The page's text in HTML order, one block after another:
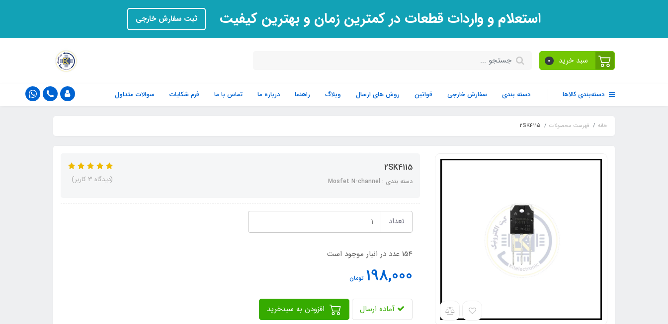
استعلام و واردات قطعات در کمترین زمان و بهترین کیفیت ثبت سفارش خارجی
سبد خرید 0
دسته‌بندی کالاها دسته بندی سفارش خارجی قوانین روش های ارسال وبلاگ راهنما درباره ما تماس با ما فرم‌ شکایات سوالات متداول
خانه فهرست محصولات 2SK4115
2SK4115
دسته بندی : Mosfet N-channel (دیدگاه 3 کاربر)
تعداد
154 عدد در انبار موجود است
198,000 تومان
آماده ارسال